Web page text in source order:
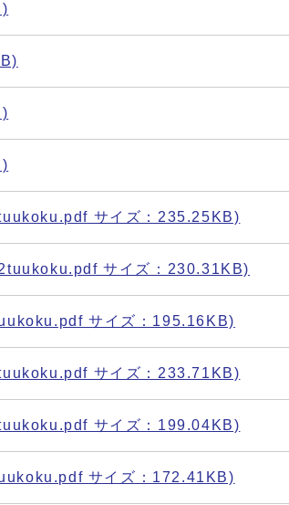
サイズ：235.25KB)
サイズ：230.31KB)
サイズ：195.16KB)
サイズ：233.71KB)
サイズ：199.04KB)
サイズ：172.41KB)